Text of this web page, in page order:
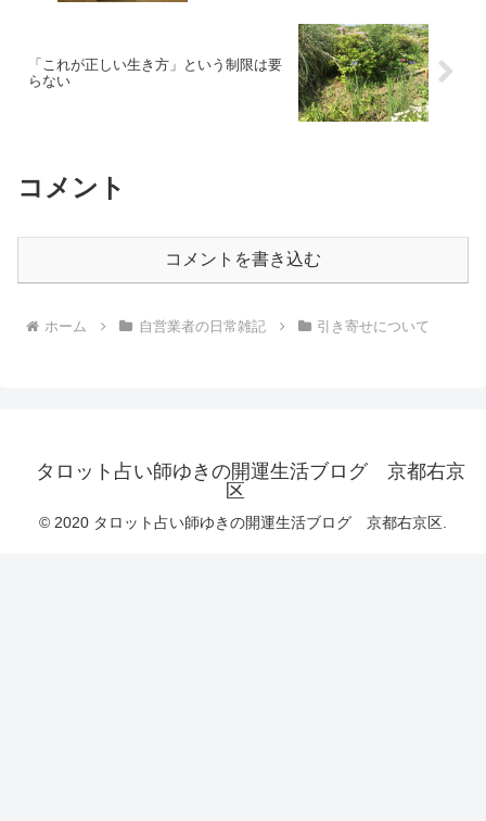
「これが正しい生き方」という制限は要
らない
コメント
コメントを書き込む
ホーム 自営業者の日常雑記 引き寄せについて
タロット占い師ゆきの開運生活ブログ 京都右京
区
© 2020 タロット占い師ゆきの開運生活ブログ 京都右京区.